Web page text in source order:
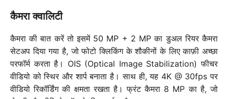
कैमरा क्वालिटी
कैमरा की बात करें तो इसमें 50 MP + 2 MP का डुअल रियर कैमरा
सेटअप दिया गया है, जो फोटो क्लिकिंग के शौकीनों के लिए काफ़ी अच्छा
परफॉर्म करता है। OIS (Optical Image Stabilization) फीचर
वीडियो को स्थिर और शार्प बनाता है। साथ ही, यह 4K @ 30fps पर
वीडियो रिकॉर्डिंग की क्षमता रखता है। फ्रंट कैमरा 8 MP का है, जो